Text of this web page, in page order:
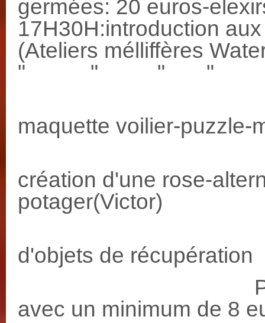
germées: 20 euros-
17H30H:introduction
(Ateliers mélliffères
" " " "
maquette voilier-puzzle-
création d'une rose-
potager(Victor)
d'objets de récupération
Participation
avec un minimum de 8